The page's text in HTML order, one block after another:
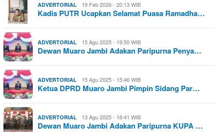
ADVERTORIAL 19 Feb 2026 - 20:13 WIB
Kadis PUTR Ucapkan Selamat Puasa Ramadha…
ADVERTORIAL 15 Agu 2025 - 19:50 WIB
Dewan Muaro Jambi Adakan Paripurna Penya…
ADVERTORIAL 15 Agu 2025 - 15:46 WIB
Ketua DPRD Muaro Jambi Pimpin Sidang Par…
ADVERTORIAL 13 Agu 2025 - 18:41 WIB
Dewan Muaro Jambi Adakan Paripurna KUPA …